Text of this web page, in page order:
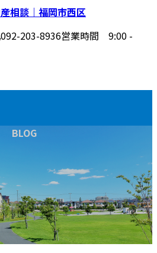
092-203-8936営業時間 9:00 -
BLOG